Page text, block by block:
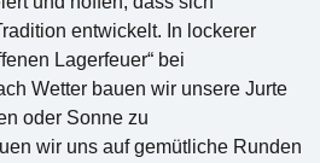
entwickelt. In lockerer
Lagerfeuer“ bei
Wetter bauen wir unsere Jurte
oder Sonne zu
wir uns auf gemütliche Runden